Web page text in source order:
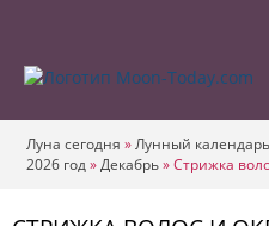
Луна сегодня »Лунный календарь
2026 год»Декабрь»Стрижка